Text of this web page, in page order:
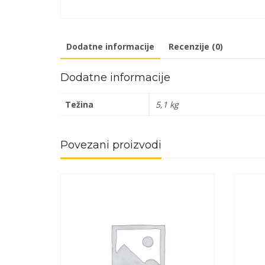
Dodatne informacije Recenzije (0)
Dodatne informacije
Težina 5,1 kg
Povezani proizvodi